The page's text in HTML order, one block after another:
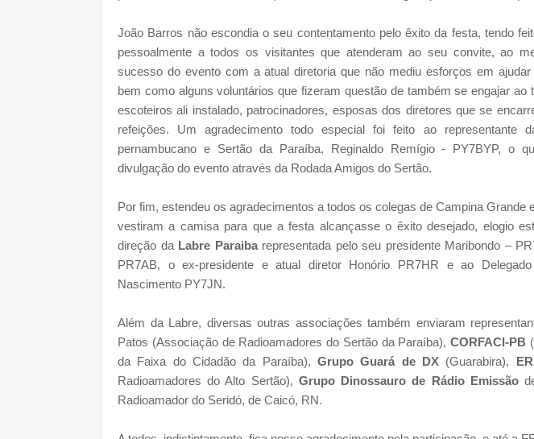
João Barros não escondia o seu contentamento pelo êxito da festa, tendo
pessoalmente a todos os visitantes que atenderam ao seu convite, ao
sucesso do evento com a atual diretoria que não mediu esforços em
bem como alguns voluntários que fizeram questão de também se engajar ao
escoteiros ali instalado, patrocinadores, esposas dos diretores que se
refeições. Um agradecimento todo especial foi feito ao representante
pernambucano e Sertão da Paraíba, Reginaldo Remígio - PY7BYP, o
divulgação do evento através da Rodada Amigos do Sertão.
Por fim, estendeu os agradecimentos a todos os colegas de Campina Grande
vestiram a camisa para que a festa alcançasse o êxito desejado, elogio
direção da Labre Paraiba representada pelo seu presidente Maribondo –
PR7AB, o ex-presidente e atual diretor Honório PR7HR e ao
Nascimento PY7JN.
Além da Labre, diversas outras associações também enviaram
Patos (Associação de Radioamadores do Sertão da Paraíba),CORFACI-PB
da Faixa do Cidadão da Paraíba), Grupo Guará de DX (Guarabira),
Radioamadores do Alto Sertão), Grupo Dinossauro de Rádio Emissão
Radioamador do Seridó, de Caicó, RN.